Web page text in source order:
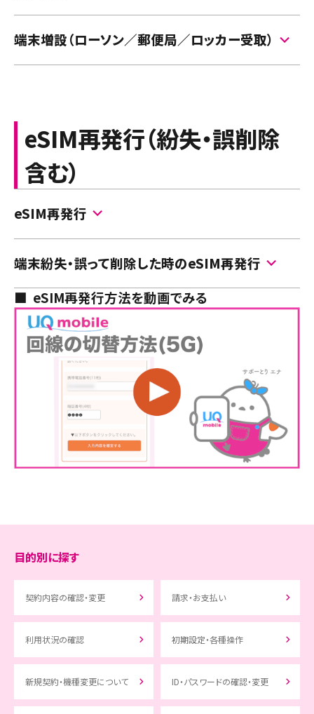
・ 必要に応じて、事前にデータのバックアップを行ってくださ
詳細は以下のページをご確認ください。
9:00 - 21:15
終了時間直前にお手続きした場合、手続き完了が翌日になる場合
があります。
※システムメンテナンス中の場合、受付時間内であっても回線切替え
ご準備いただく情報
・ ご注文番号
・ ご注文履歴の確認用パスワード※
・ 切り替え予定の携帯電話番号
※ご注文番号／ご注文履歴の確認用パスワードは「ご注文内容の確
認」メールに記載されています。
手続き手順
オンラインショップの「ご注
文履歴」にアクセス
場合があります。
2
「ご注文番号の入力へ進む」
をタップし、ご注文番号／ご
注文履歴の確認用パスワー
ドを入力し、ログインする
※ご注文番号／ご注文履歴の確認用パスワードは「ご注
・ 必要に応じて、事前にデータのバックアップを行ってくださ
い。
手続き受付時間
0:05 - 23:55
終了時間直前にお手続きした場合、手続き完了が翌日になる場合
※システムメンテナンス中の場合、受付時間内であっても回線切替え
・ ご注文番号※
・ ご注文履歴の確認用パスワード※
切り替え予定の携帯電話番号
ご注文番号／ご注文履歴の確認用パスワードは「ご注文内容の確
認」メールに記載されています。
手続き手順
オンラインショップの「ご注
文履歴」にアクセス
場合があります。
STEP
2
「ご注文番号の入力へ進む」
をタップし、ご注文番号／ご
注文履歴の確認用パスワー
ドを入力し、ログインする
切替えが必要となります。
事前に注意事項や受付時間などご確認ください。
・ 回線切替え後は、現在ご利用中のSIMカード／eSIMでの通
話・通信がご利用いただけません。
・ 回線切替えをしない場合、商品到着から7日後に自動的に
回線切替えが完了します。
・ 必要に応じて、事前にデータのバックアップを行ってくださ
詳細は以下のページをご確認ください。
データ移行とバックアップの方法
手続き受付時間
0:05 - 23:55
終了時間直前にお手続きした場合、手続き完了が翌日になる場合
があります。
システムメンテナンス中の場合、受付時間内であってもお手続きで
ご準備いただく情報
・ au IDのパスワード
STEP
1
オンラインショップの「ご注
文履歴」にアクセス
ご注文履歴はこちら
※UQ mobileのタブに切り替わるまで少し時間がかかる
端末増設（ローソン／郵便局／ロッカー受取）
い。
注意
商品の受け取りには期日があります。
記載の受渡期限日を過ぎると返品手続きをさせていただきま
す。返品手続きが完了まで次のご注文を承ることができません。
手続き受付時間
6:00 - 21:15
※終了時間直前にお手続きした場合、手続き完了が翌日になる場合
があります。
システムメンテナンス中の場合、受付時間内であっても回線切替え
できません。
ご準備いただく情報
利用する携帯電話番号
手続き手順
1
文履歴」にアクセス
ご注文履歴はこちら
※UQ mobileのタブに切り替わるまで少し時間がかかる
場合があります。
eSIM再発行（紛失・誤削除
含む）
eSIM再発行
事前に注意事項や受付時間などご確認ください。
注意
・ 回線切替え手続きの期限はお申込みから
を過ぎると自動キャンセルとなりますので、再度、再発行の
お申込み手続きを行ってください。
回線切替え後は、現在ご利用中のSIMカード／eSIMでの通
話・通信がご利用いただけません。
必要に応じて、事前にデータのバックアップを行ってくださ
詳細は以下のページをご確認ください。
手続き受付時間
※終了時間直前にお手続きした場合、手続き完了が翌日になる場合
があります。
システムメンテナンス中の場合、受付時間内であっても回線切替え
できません。
ご準備いただく情報
・ 申込書番号(申し込み番号)
4桁の暗証番号※2
・ 現在ご利用中の携帯電話番号
端末紛失・誤って削除した時のeSIM再発行
eSIMを利用している端末を紛失した場合や、利用中のeSIM
を誤って削除してしまった場合、撮影による本人確認（eKYC）
を伴ったお手続きが必要です。また、手続きのため、本人確認
書類のご用意をお願いいたします。
誤って削除したeSIMを再発行する方法を知りたい
eSIM再発行方法を動画でみる
目的別に探す
契約内容の確認・変更 請求・お支払い
利用状況の確認 初期設定・各種操作
新規契約・機種変更について ID・パスワードの確認・変更